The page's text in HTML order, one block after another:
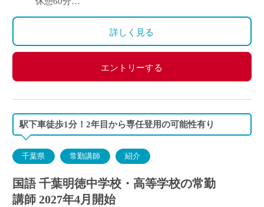
詳しく見る
エントリーする
駅下車徒歩1分！2年目から専任登用の可能性有り
千葉県 常勤講師 紹介
国語 千葉明徳中学校・高等学校の常勤
講師 2027年4月開始